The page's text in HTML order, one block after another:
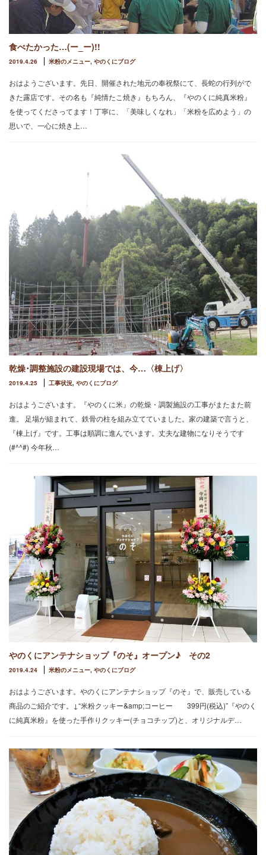
食べたかった…(ー_ー)!!
2019.4.26 米粉のメニュー, やのくにブログ
おはようございます。先日、開催された地元の奉祝祭にて、長蛇の行列がで
きた露店です。その名も『純情たこ焼き』もちろん、『やのくに純真米粉』
を使ってくださってます！丁寧に、「美味しくなれ」「米粉を広めよう」の
思いで、一心に焼き上…
乾燥･調整施設の建設現場では、今…〈棟上げ〉
2019.4.25 工事状況, やのくにブログ
おはようございます。『やのくに米』の乾燥・調製施設の工事がまたまた前
進。 足場が組まれて、鉄骨の柱を組み立てていました。家の建築で言うと、
『棟上げ』です。工事は順調に進んでいます。丈夫な建物になりそうです
(#^^#) 今年秋…
やのくにアンテナショップ『のそ』オープン♪ その2
2019.4.24 米粉のメニュー, やのくにブログ
おはようございます。やのくにアンテナショップ『のそ』で、販売している
商品のご紹介です。↓“米粉クッキー&amp;コーヒー 399円(税込)”『やのく
に純真米粉』を使った手作りクッキー(チョコチップ)と、オリジナルデ…